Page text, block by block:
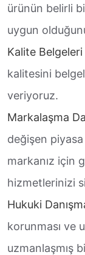
ürünün belirli
uygun
Kalite Belgeleri
kalitesini
veriyoruz.
Markalaşma
değişen
markanız için
hizmetlerinizi
Hukuki
korunması ve
uzmanlaşmış